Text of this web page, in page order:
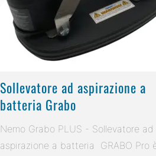
Sollevatore ad aspirazione a
batteria Grabo
Nemo Grabo PLUS - Sollevatore ad
aspirazione a batteria GRABO Pro